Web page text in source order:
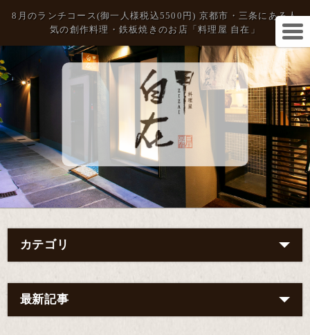
8月のランチコース(御一人様税込5500円) 京都市・三条にある人
気の創作料理・鉄板焼きのお店「料理屋 自在」
カテゴリ
最新記事